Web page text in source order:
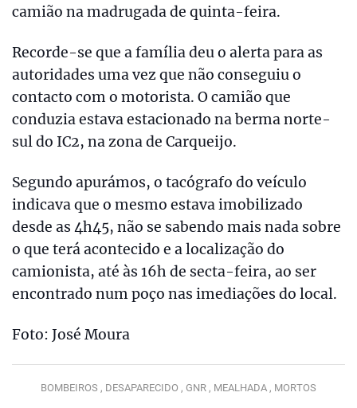
camião na madrugada de quinta-feira.
Recorde-se que a família deu o alerta para as
autoridades uma vez que não conseguiu o
contacto com o motorista. O camião que
conduzia estava estacionado na berma norte-
sul do IC2, na zona de Carqueijo.
Segundo apurámos, o tacógrafo do veículo
indicava que o mesmo estava imobilizado
desde as 4h45, não se sabendo mais nada sobre
o que terá acontecido e a localização do
camionista, até às 16h de secta-feira, ao ser
encontrado num poço nas imediações do local.
Foto: José Moura
BOMBEIROS , DESAPARECIDO , GNR , MEALHADA , MORTOS